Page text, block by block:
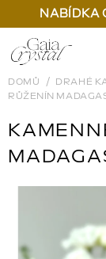
NABÍDKA
Přejít
na
obsah
DOMŮ DRAHÉ
RŮŽENÍN